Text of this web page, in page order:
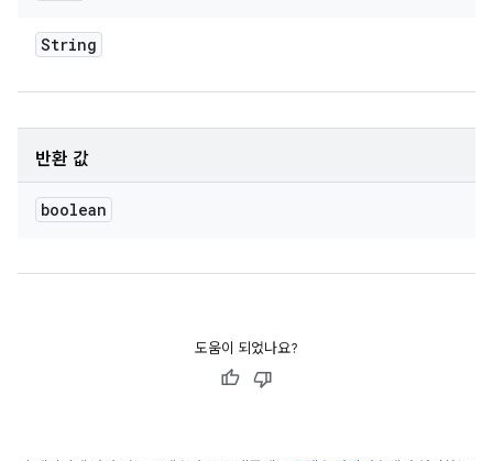
String
반환 값
boolean
도움이 되었나요?